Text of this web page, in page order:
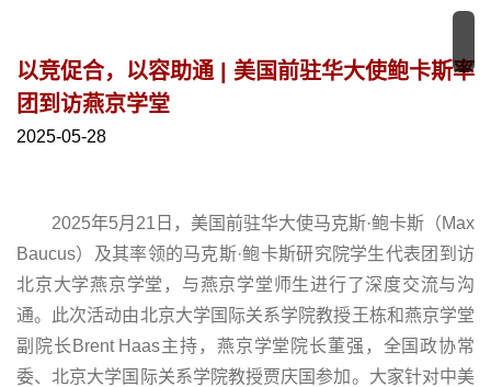
以竞促合，以容助通 | 美国前驻华大使鲍卡斯率
团到访燕京学堂
2025-05-28
2025年5月21日，美国前驻华大使马克斯·鲍卡斯（Max
Baucus）及其率领的马克斯·鲍卡斯研究院学生代表团到访
北京大学燕京学堂，与燕京学堂师生进行了深度交流与沟
通。此次活动由北京大学国际关系学院教授王栋和燕京学堂
副院长Brent Haas主持，燕京学堂院长董强，全国政协常
委、北京大学国际关系学院教授贾庆国参加。大家针对中美